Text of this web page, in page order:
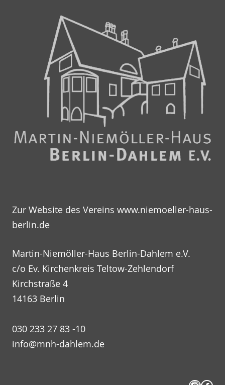
Zur Website des Vereins www.niemoeller-haus-
berlin.de
Martin-Niemöller-Haus Berlin-Dahlem e.V.
c/o Ev. Kirchenkreis Teltow-Zehlendorf
Kirchstraße 4
14163 Berlin
030 233 27 83 -10
info@mnh-dahlem.de